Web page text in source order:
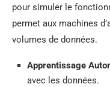
pour simuler le
permet aux machines
volumes de données.
Apprentissage
avec les données.